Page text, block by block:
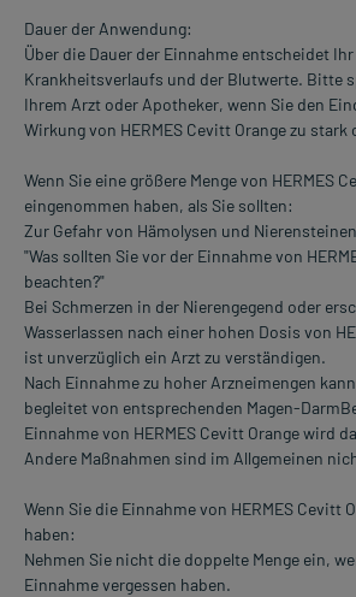
Dauer der Anwendung:
Über die Dauer der Einnahme entscheidet
Krankheitsverlaufs und der Blutwerte. Bitte
Ihrem Arzt oder Apotheker, wenn Sie den
Wirkung von HERMES Cevitt Orange zu
Wenn Sie eine größere Menge von HERMES
eingenommen haben, als Sie sollten:
Zur Gefahr von Hämolysen und
"Was sollten Sie vor der Einnahme von
beachten?"
Bei Schmerzen in der Nierengegend oder
Wasserlassen nach einer hohen Dosis von
ist unverzüglich ein Arzt zu verständigen.
Nach Einnahme zu hoher Arzneimengen
begleitet von entsprechenden Magen-
Einnahme von HERMES Cevitt Orange wird
Andere Maßnahmen sind im Allgemeinen
Wenn Sie die Einnahme von HERMES Cevitt
haben:
Nehmen Sie nicht die doppelte Menge ein,
Einnahme vergessen haben.